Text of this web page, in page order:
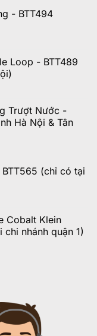
- BTT494
Loop - BTT489
Trượt Nước -
Hà Nội & Tân
(chỉ có tại
Cobalt Klein
nhánh quận 1)